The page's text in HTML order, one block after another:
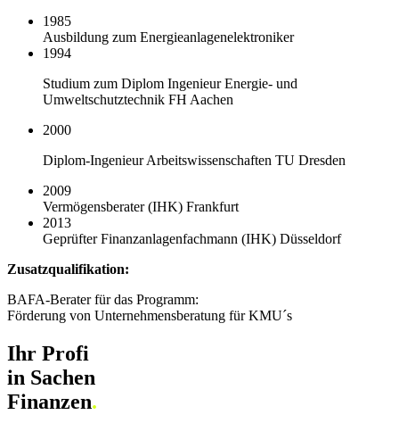
1985
Ausbildung zum Energieanlagenelektroniker
1994
Studium zum Diplom Ingenieur Energie- und
Umweltschutztechnik FH Aachen
2000
Diplom-Ingenieur Arbeitswissenschaften TU Dresden
2009
Vermögensberater (IHK) Frankfurt
2013
Geprüfter Finanzanlagenfachmann (IHK) Düsseldorf
Zusatzqualifikation:
BAFA-Berater für das Programm:
Förderung von Unternehmensberatung für KMU´s
Ihr Profi
in Sachen
Finanzen.